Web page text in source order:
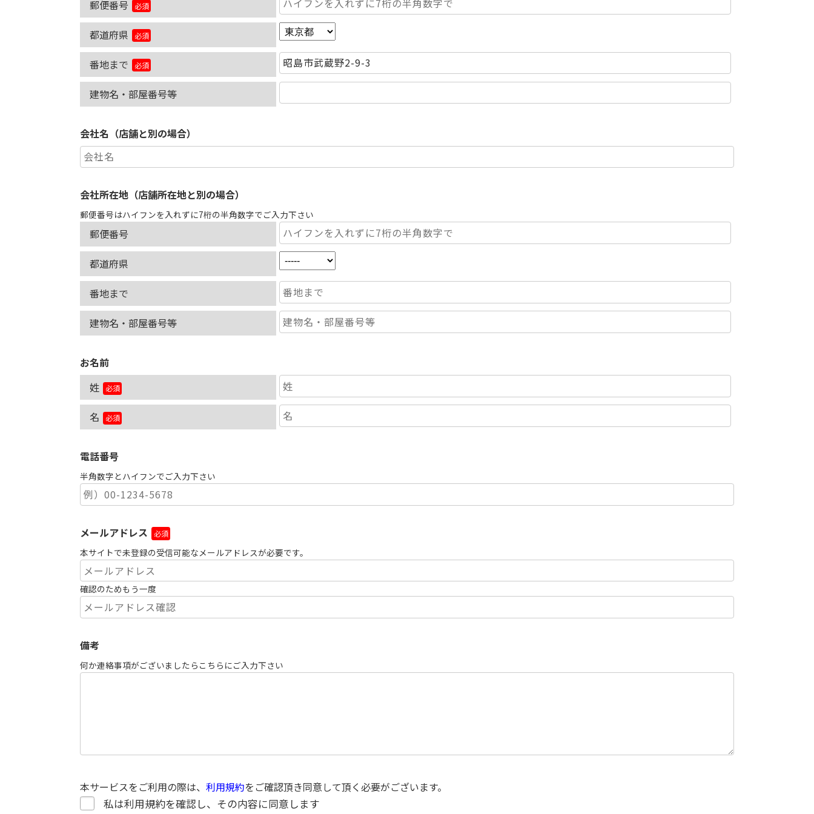
郵便番号 必須
都道府県 必須
番地まで 必須
建物名・部屋番号等
会社名（店舗と別の場合）
会社所在地（店舗所在地と別の場合）
郵便番号はハイフンを入れずに7桁の半角数字でご入力下さい
郵便番号
都道府県
番地まで
建物名・部屋番号等
お名前
姓 必須
名 必須
電話番号
半角数字とハイフンでご入力下さい
メールアドレス 必須
本サイトで未登録の受信可能なメールアドレスが必要です。
確認のためもう一度
備考
何か連絡事項がございましたらこちらにご入力下さい
本サービスをご利用の際は、 利用規約をご確認頂き同意して頂く必要がございます。
私は利用規約を確認し、その内容に同意します